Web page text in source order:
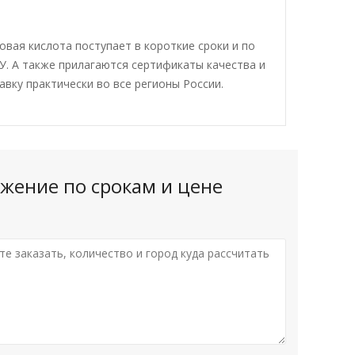
кислота поступает в короткие сроки и по
также прилагаются сертификаты качества и
практически во все регионы России.
по срокам и цене